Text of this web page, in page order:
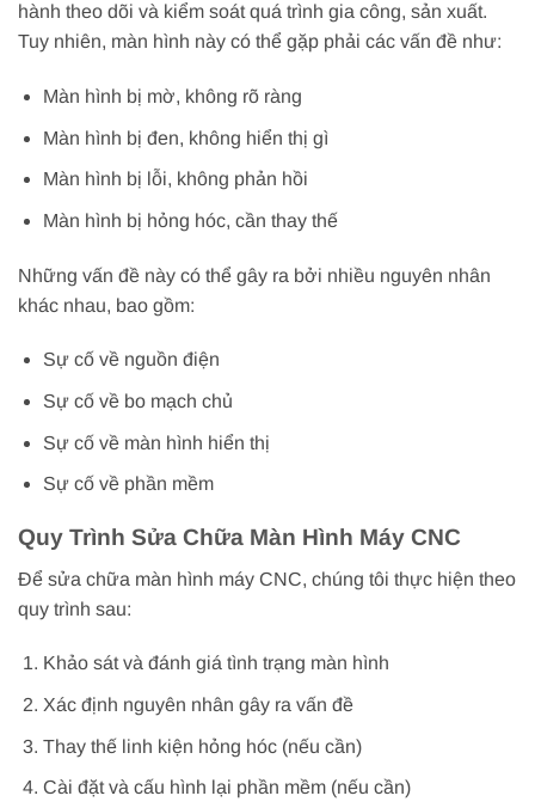
hành theo dõi và kiểm soát quá trình gia công, sản xuất.
Tuy nhiên, màn hình này có thể gặp phải các vấn đề như:
Màn hình bị mờ, không rõ ràng
Màn hình bị đen, không hiển thị gì
Màn hình bị lỗi, không phản hồi
Màn hình bị hỏng hóc, cần thay thế
Những vấn đề này có thể gây ra bởi nhiều nguyên nhân
khác nhau, bao gồm:
Sự cố về nguồn điện
Sự cố về bo mạch chủ
Sự cố về màn hình hiển thị
Sự cố về phần mềm
Quy Trình Sửa Chữa Màn Hình Máy CNC
Để sửa chữa màn hình máy CNC, chúng tôi thực hiện theo
quy trình sau:
Khảo sát và đánh giá tình trạng màn hình
Xác định nguyên nhân gây ra vấn đề
Thay thế linh kiện hỏng hóc (nếu cần)
Cài đặt và cấu hình lại phần mềm (nếu cần)